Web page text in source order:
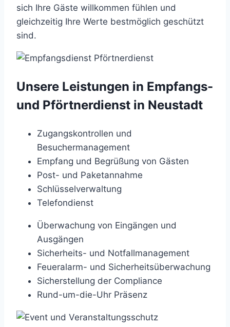
sich Ihre Gäste willkommen fühlen und
gleichzeitig Ihre Werte bestmöglich geschützt
sind.
Unsere Leistungen in Empfangs-
und Pförtnerdienst in Neustadt
Zugangskontrollen und
Besuchermanagement
Empfang und Begrüßung von Gästen
Post- und Paketannahme
Schlüsselverwaltung
Telefondienst
Überwachung von Eingängen und
Ausgängen
Sicherheits- und Notfallmanagement
Feueralarm- und Sicherheitsüberwachung
Sicherstellung der Compliance
Rund-um-die-Uhr Präsenz